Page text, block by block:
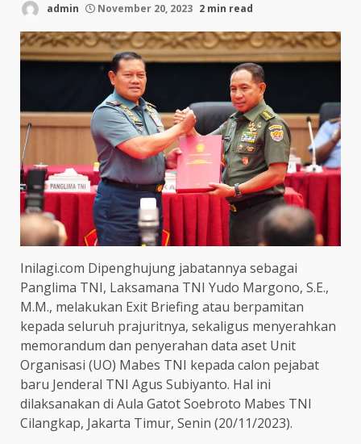
admin November 20, 2023 2 min read
Inilagi.com Dipenghujung jabatannya sebagai
Panglima TNI, Laksamana TNI Yudo Margono, S.E.,
M.M., melakukan Exit Briefing atau berpamitan
kepada seluruh prajuritnya, sekaligus menyerahkan
memorandum dan penyerahan data aset Unit
Organisasi (UO) Mabes TNI kepada calon pejabat
baru Jenderal TNI Agus Subiyanto. Hal ini
dilaksanakan di Aula Gatot Soebroto Mabes TNI
Cilangkap, Jakarta Timur, Senin (20/11/2023).